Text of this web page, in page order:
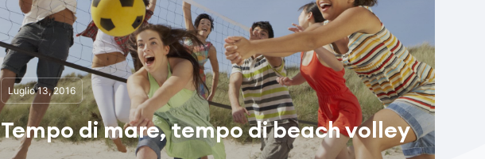
Luglio 13, 2016
Tempo di mare, tempo di beach volley